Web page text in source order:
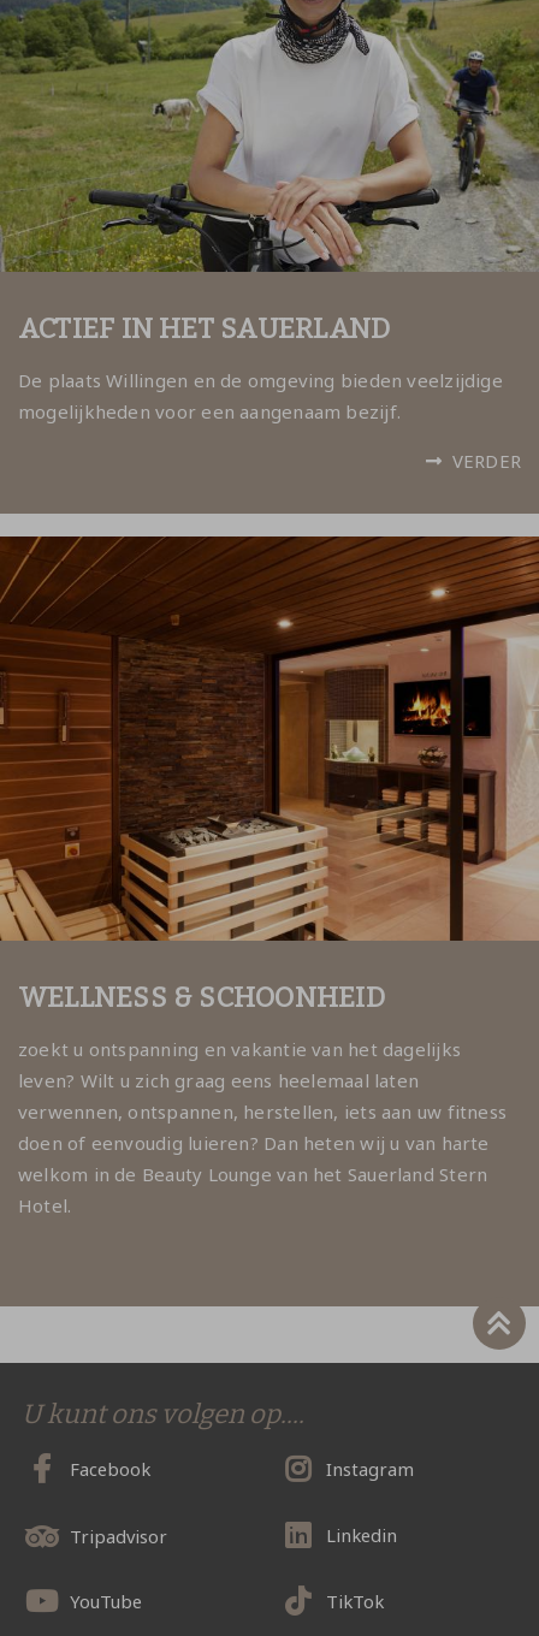
ACTIEF IN HET SAUERLAND
De plaats Willingen en de omgeving bieden veelzijdige
mogelijkheden voor een aangenaam bezijf.
VERDER
WELLNESS & SCHOONHEID
zoekt u ontspanning en vakantie van het dagelijks
leven? Wilt u zich graag eens heelemaal laten
verwennen, ontspannen, herstellen, iets aan uw fitness
doen of eenvoudig luieren? Dan heten wij u van harte
welkom in de Beauty Lounge van het Sauerland Stern
Hotel.
U kunt ons volgen op....
Facebook Instagram
Tripadvisor Linkedin
YouTube TikTok